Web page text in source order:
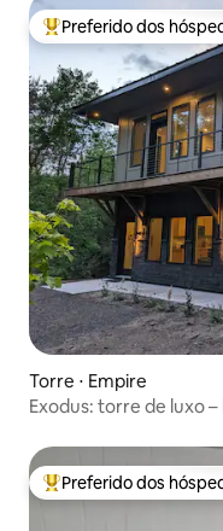
Entre os melhores
Preferido dos
Torre ⋅ Empire
Exodus: torre de luxo
Entre os melhores
Preferido dos